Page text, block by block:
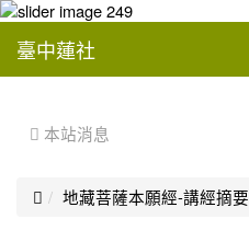
臺中蓮社
 本站消息
 地藏菩薩本願經-講經摘要